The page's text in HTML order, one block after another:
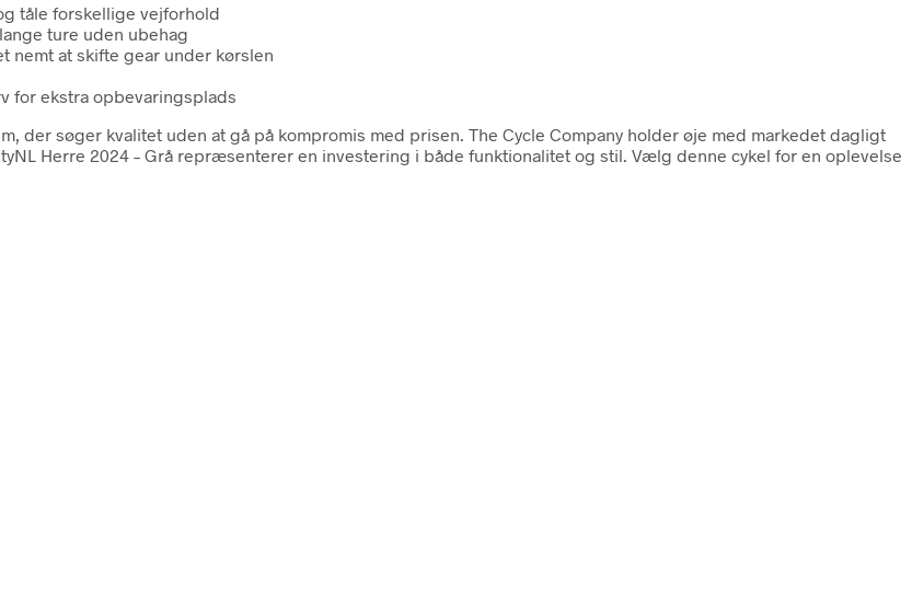
tåle forskellige vejforhold
ture uden ubehag
nemt at skifte gear under kørslen
for ekstra opbevaringsplads
der søger kvalitet uden at gå på kompromis med prisen. The Cycle Company holder øje med markedet dagligt
Herre 2024 – Grå repræsenterer en investering i både funktionalitet og stil. Vælg denne cykel for en oplevelse